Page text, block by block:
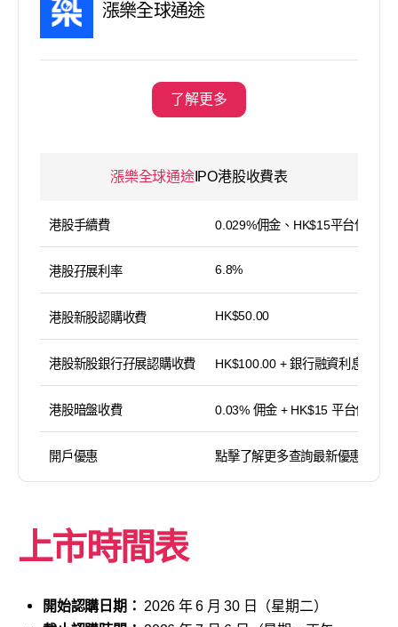
漲樂全球通途
了解更多
漲樂全球通途IPO港股收費表
港股手續費 0.029%佣金、HK$15平台使用費
港股孖展利率 6.8%
港股新股認購收費 HK$50.00
港股新股銀行孖展認購收費 HK$100.00 + 銀行融資利息
港股暗盤收費 0.03% 佣金 + HK$15 平台使用費
開戶優惠 點擊了解更多查詢最新優惠
上市時間表
開始認購日期： 2026 年 6 月 30 日（星期二）